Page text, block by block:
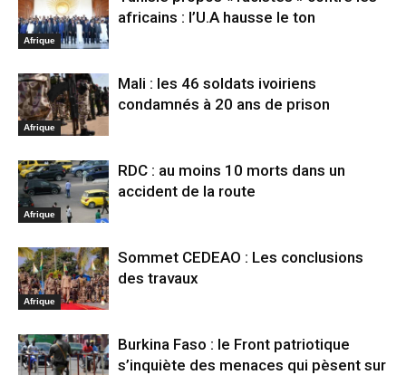
Afrique
africains : l’U.A hausse le ton
Afrique
Mali : les 46 soldats ivoiriens
condamnés à 20 ans de prison
Afrique
RDC : au moins 10 morts dans un
accident de la route
Afrique
Sommet CEDEAO : Les conclusions
des travaux
Burkina Faso : le Front patriotique
s’inquiète des menaces qui pèsent sur